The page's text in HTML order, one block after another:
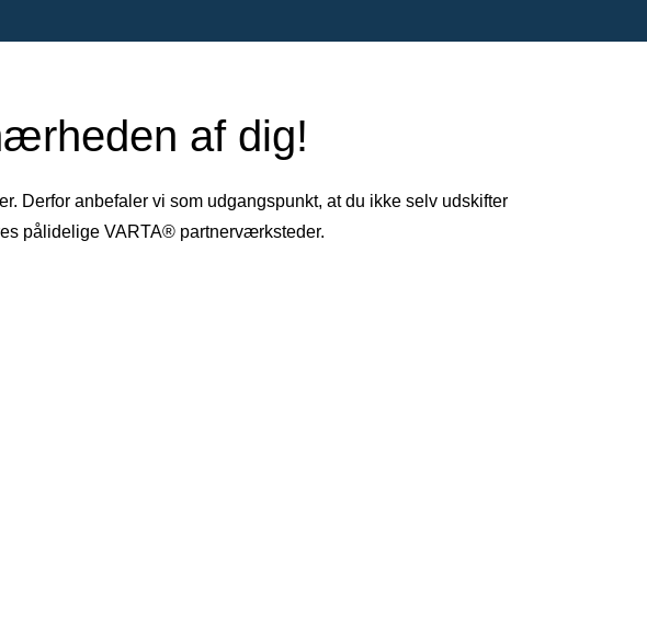
af dig!
Derfor anbefaler vi som udgangspunkt, at du ikke selv udskifter
pålidelige VARTA® partnerværksteder.